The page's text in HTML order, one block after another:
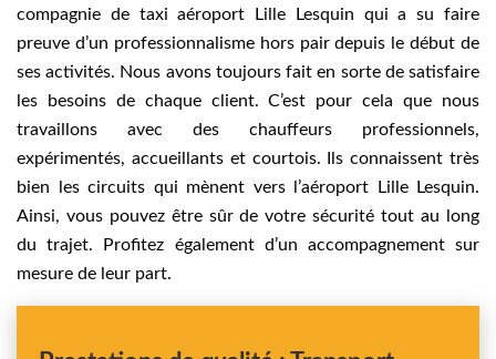
compagnie de taxi aéroport Lille Lesquin qui a su faire
preuve d’un professionnalisme hors pair depuis le début de
ses activités. Nous avons toujours fait en sorte de satisfaire
les besoins de chaque client. C’est pour cela que nous
travaillons avec des chauffeurs professionnels,
expérimentés, accueillants et courtois. Ils connaissent très
bien les circuits qui mènent vers l’aéroport Lille Lesquin.
Ainsi, vous pouvez être sûr de votre sécurité tout au long
du trajet. Profitez également d’un accompagnement sur
mesure de leur part.